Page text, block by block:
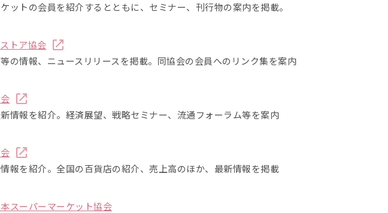
ットの会員を紹介するとともに、セミナー、刊行物の案内を掲載。
トア協会
の情報、ニュースリリースを掲載。同協会の会員へのリンク集を案内
情報を紹介。経済展望、戦略セミナー、流通フォーラム等を案内
報を紹介。全国の百貨店の紹介、売上高のほか、最新情報を掲載
本スーパーマーケット協会